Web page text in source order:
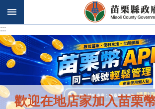
跳到主要內容區塊
:::
:::
歡迎在地店家加入苗栗